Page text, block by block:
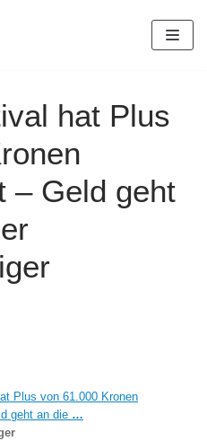
hat Plus
– Geld geht
Plus von 61.000 Kronen
geht an die …